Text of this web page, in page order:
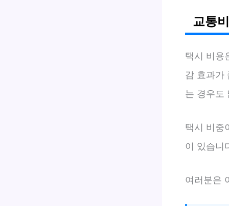
교통
택시 비용
감 효과가
는 경우도
택시 비중
이 있습니
여러분은